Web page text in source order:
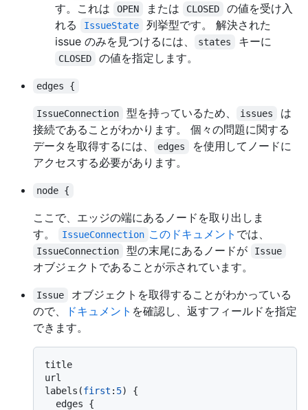
す。これは
OPEN または CLOSED
の値を受け入
れる
IssueState
列挙型です。 解決された
issue のみを見つけるには、
states キーに
CLOSED の値を指定します。
edges {
IssueConnection 型を持っているため、 issues
は
接続であることがわかります。 個々の問題に関する
データを取得するには、
edges
を使用してノードに
アクセスする必要があります。
node {
ここで、エッジの端にあるノードを取り出しま
す。
IssueConnection このドキュメント では、
IssueConnection 型の末尾にあるノードが Issue
オブジェクトであることが示されています。
Issue
オブジェクトを取得することがわかっている
ので、
ドキュメント を確認し、返すフィールドを指定
できます。
title
url
labels (first : 5)
{
  edges
{